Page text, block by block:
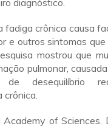
diagnóstico.
fadiga crônica causa
e outros sintomas
mostrou que
pulmonar,
de desequilíbrio
crônica.
of Sciences.